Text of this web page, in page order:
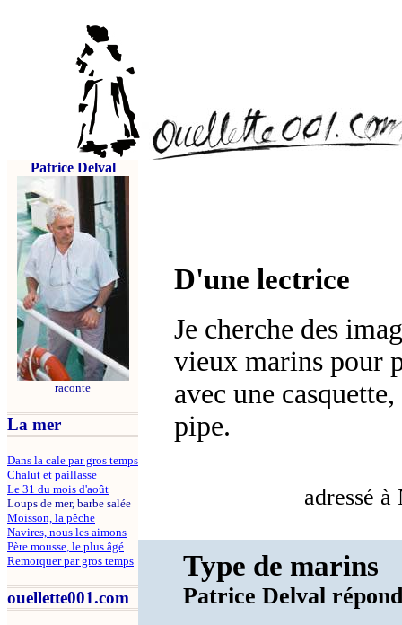
Patrice Delval
raconte
La mer
Dans la cale par gros temps
Chalut et paillasse
Le 31 du mois d'août
Loups de mer, barbe salée
Moisson, la pêche
Navires, nous les aimons
Père mousse, le plus âgé
Remorquer par gros temps
ouellette001.com
D'une lectrice
Je cherche des
vieux marins pour
avec une
pipe.
adressé
Type de marins
Patrice Delval répond